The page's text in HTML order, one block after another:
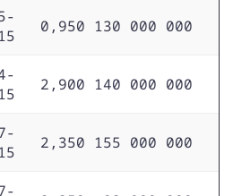
0,950 130 000 000
2,900 140 000 000
2,350 155 000 000